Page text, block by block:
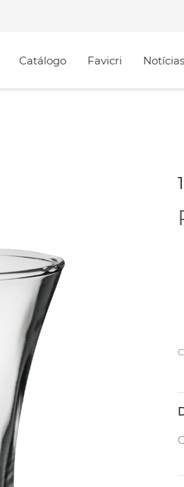
Catálogo Favicri Notícias